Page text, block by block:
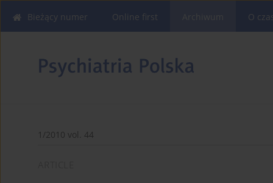
Bieżący numer Online first O
1/2010 vol. 44